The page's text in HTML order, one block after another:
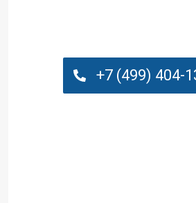
доставкой с
+7 (499) 404-